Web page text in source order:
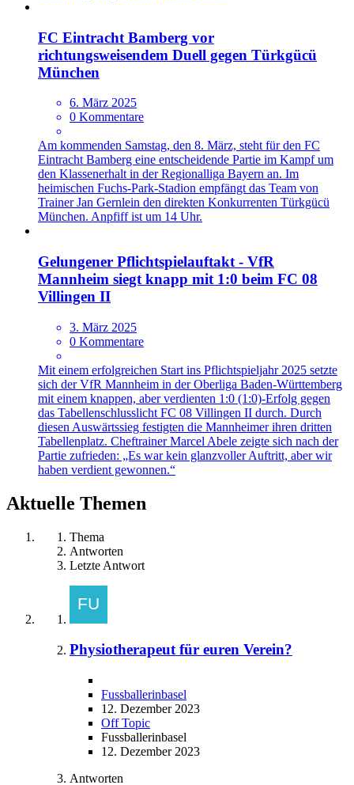
FC Eintracht Bamberg vor
richtungsweisendem Duell gegen Türkgücü
München
6. März 2025
0 Kommentare
Am kommenden Samstag, den 8. März, steht für den FC
Eintracht Bamberg eine entscheidende Partie im Kampf um
den Klassenerhalt in der Regionalliga Bayern an. Im
heimischen Fuchs-Park-Stadion empfängt das Team von
Trainer Jan Gernlein den direkten Konkurrenten Türkgücü
München. Anpfiff ist um 14 Uhr.
Gelungener Pflichtspielauftakt - VfR
Mannheim siegt knapp mit 1:0 beim FC 08
Villingen II
3. März 2025
0 Kommentare
Mit einem erfolgreichen Start ins Pflichtspieljahr 2025 setzte
sich der VfR Mannheim in der Oberliga Baden-Württemberg
mit einem knappen, aber verdienten 1:0 (1:0)-Erfolg gegen
das Tabellenschlusslicht FC 08 Villingen II durch. Durch
diesen Auswärtssieg festigten die Mannheimer ihren dritten
Tabellenplatz. Cheftrainer Marcel Abele zeigte sich nach der
Partie zufrieden: „Es war kein glanzvoller Auftritt, aber wir
haben verdient gewonnen.“
Aktuelle Themen
Thema
Antworten
Letzte Antwort
Physiotherapeut für euren Verein?
Fussballerinbasel
12. Dezember 2023
Off Topic
Fussballerinbasel
12. Dezember 2023
Antworten